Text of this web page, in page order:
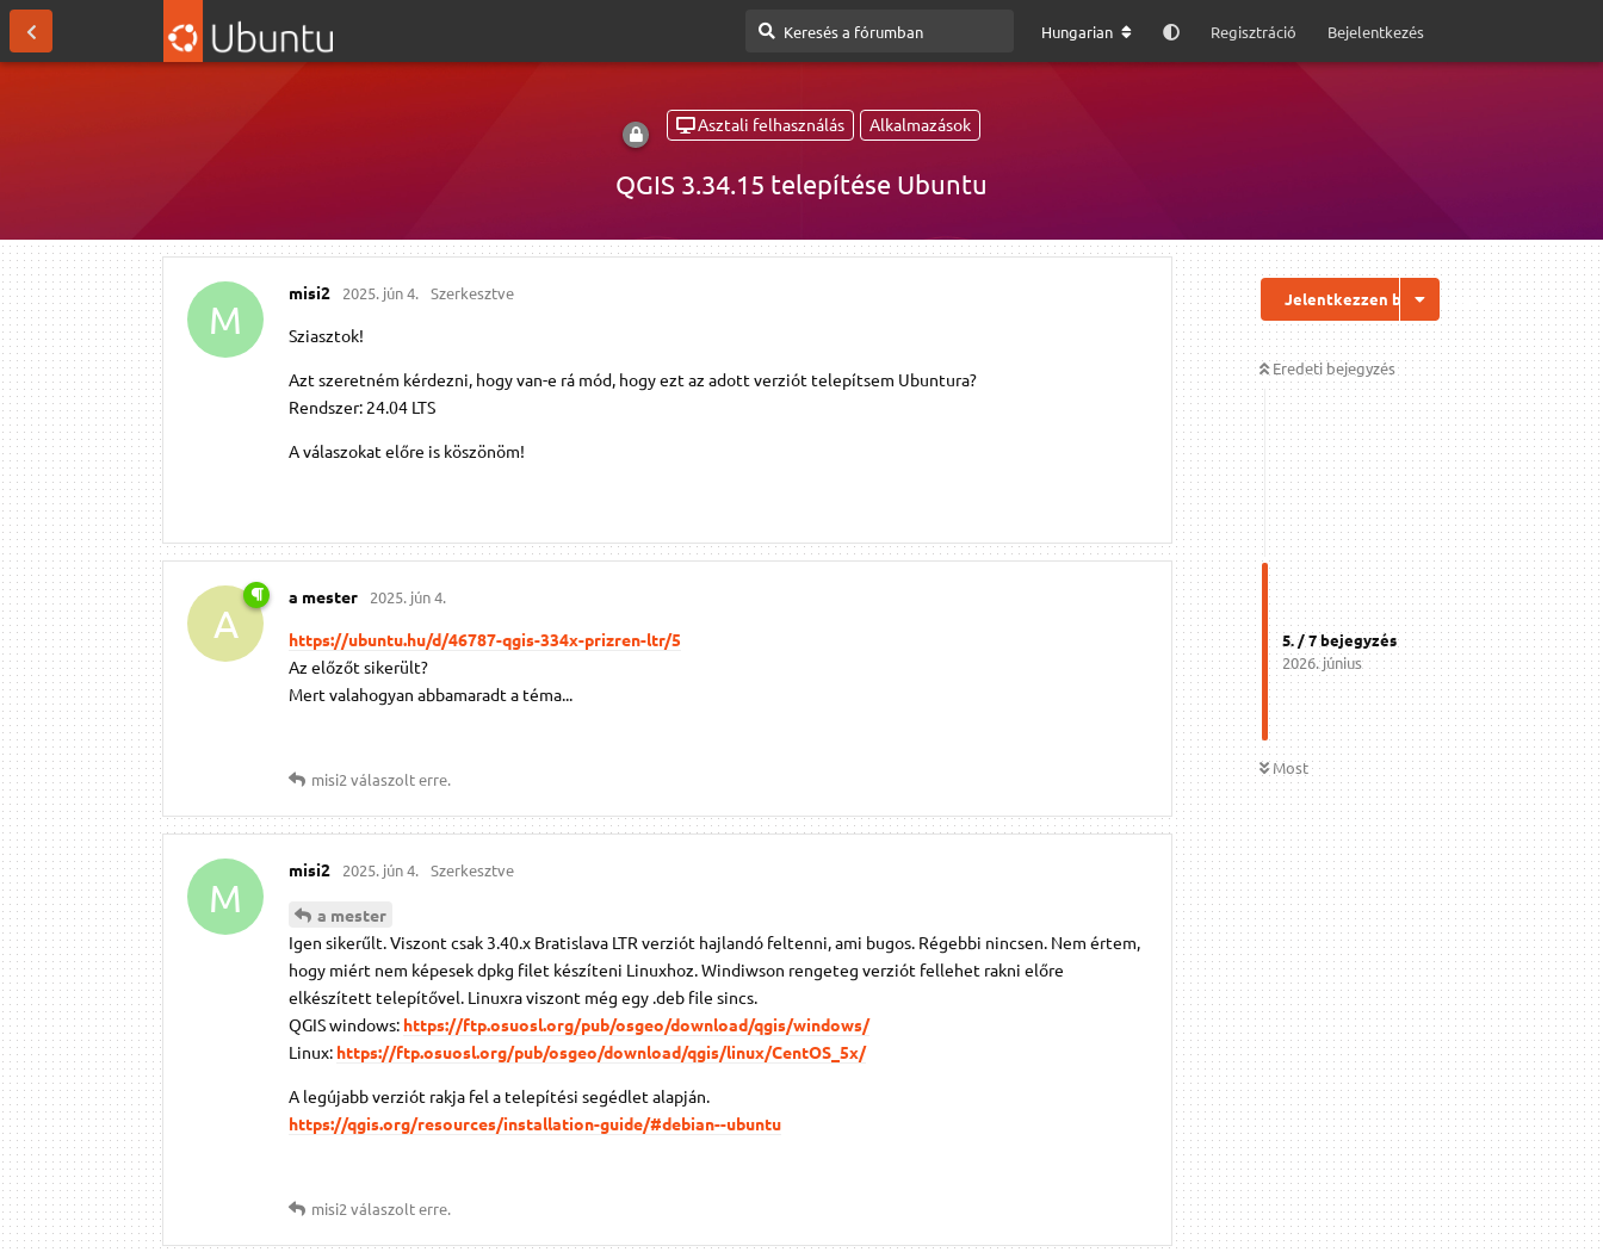
Hungarian Regisztráció Bejelentkezés
Asztali felhasználás Alkalmazások
QGIS 3.34.15 telepítése Ubuntu
Jelentkezzen be a válaszhoz
Eredeti bejegyzés
5. /7bejegyzés
2026. június
Most
M
misi2 2025. jún 4. Szerkesztve
Sziasztok!
Azt szeretném kérdezni, hogy van-e rá mód, hogy ezt az adott verziót telepítsem Ubuntura?
Rendszer: 24.04 LTS
A válaszokat előre is köszönöm!
A
a mester 2025. jún 4.
https://ubuntu.hu/d/46787-qgis-334x-prizren-ltr/5
Az előzőt sikerült?
Mert valahogyan abbamaradt a téma...
misi2válaszolt erre.
M
misi2 2025. jún 4. Szerkesztve
a mester
Igen sikerűlt. Viszont csak 3.40.x Bratislava LTR verziót hajlandó feltenni, ami bugos. Régebbi nincsen. Nem értem,
hogy miért nem képesek dpkg filet készíteni Linuxhoz. Windiwson rengeteg verziót fellehet rakni előre
elkészített telepítővel. Linuxra viszont még egy .deb file sincs.
QGIS windows: https://ftp.osuosl.org/pub/osgeo/download/qgis/windows/
Linux: https://ftp.osuosl.org/pub/osgeo/download/qgis/linux/CentOS_5x/
A legújabb verziót rakja fel a telepítési segédlet alapján.
https://qgis.org/resources/installation-guide/#debian--ubuntu
misi2 válaszolt erre.